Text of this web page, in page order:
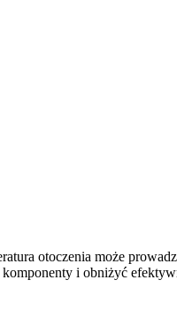
otoczenia może
i obniżyć